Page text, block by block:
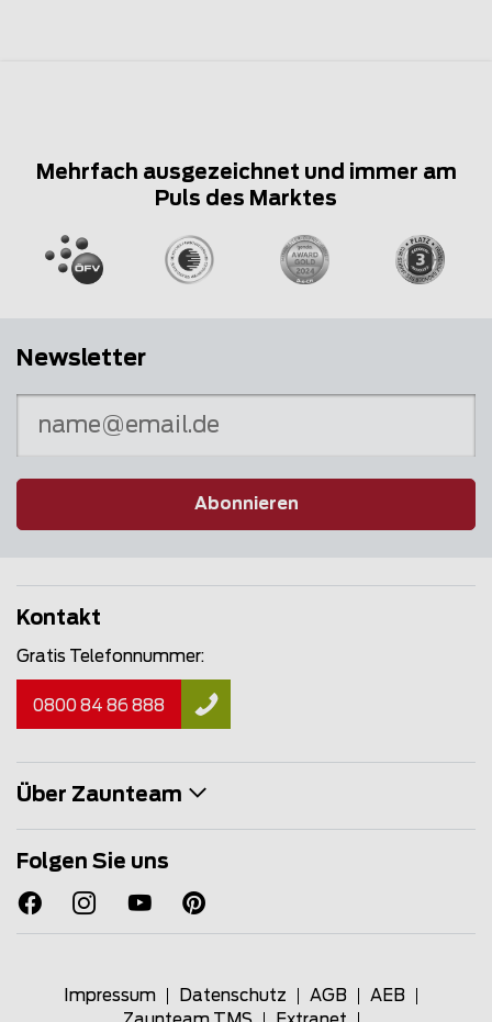
Mehrfach ausgezeichnet und immer am
Puls des Marktes
Newsletter
Abonnieren
Kontakt
Gratis Telefonnummer:
0800 84 86 888
Über Zaunteam
Folgen Sie uns
Impressum Datenschutz AGB
AEB